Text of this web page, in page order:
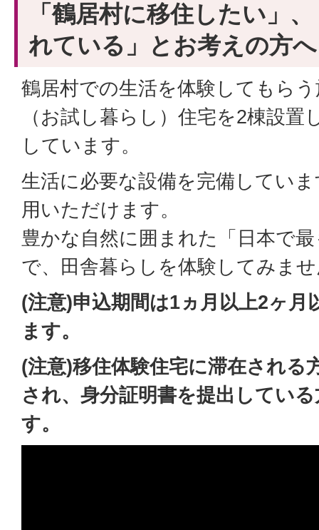
「鶴居村に移住したい」
れている」とお考えの方へ
鶴居村での生活を体験してもら
（お試し暮らし）住宅を2棟設置
しています。
生活に必要な設備を完備してい
用いただけます。
豊かな自然に囲まれた「日本で
で、田舎暮らしを体験してみま
(注意)申込期間は1ヵ月以上2ヶ
ます。
(注意)移住体験住宅に滞在される
され、身分証明書を提出してい
す。